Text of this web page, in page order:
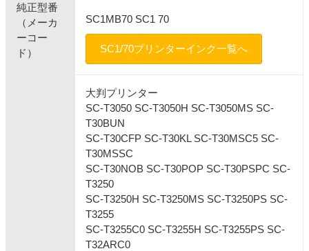
純正型番
（メーカ
ーコー
ド）
SC1MB70 SC1 70
SC1/70プリンターインク一覧へ
大判プリンター
SC-T3050 SC-T3050H SC-T3050MS SC-
T30BUN
SC-T30CFP SC-T30KL SC-T30MSC5 SC-
T30MSSC
SC-T30NOB SC-T30POP SC-T30PSPC SC-
T3250
SC-T3250H SC-T3250MS SC-T3250PS SC-
T3255
SC-T3255C0 SC-T3255H SC-T3255PS SC-
T32ARC0